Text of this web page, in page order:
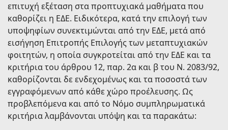
επιτυχή εξέταση στα προπτυχιακά μαθήματα που
καθορίζει η ΕΔΕ. Ειδικότερα, κατά την επιλογή των
υποψηφίων συνεκτιμώνται από την ΕΔΕ, μετά από
εισήγηση Επιτροπής Επιλογής των μεταπτυχιακών
φοιτητών, η οποία συγκροτείται από την ΕΔΕ και τα
κριτήρια του άρθρου 12, παρ. 2α και β του Ν. 2083/92,
καθορίζονται δε ενδεχομένως και τα ποσοστά των
εγγραφόμενων από κάθε χώρο προέλευσης. Ως
προβλεπόμενα και από το Νόμο συμπληρωματικά
κριτήρια λαμβάνονται υπόψη και τα παρακάτω: